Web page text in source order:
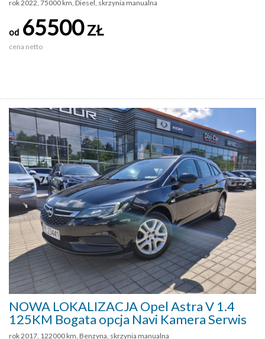
rok 2022, 75000 km, Diesel, skrzynia manualna
od 65500ZŁ
cena netto
NOWA LOKALIZACJA Opel Astra V 1.4
125KM Bogata opcja Navi Kamera Serwis
rok 2017, 122000 km, Benzyna, skrzynia manualna